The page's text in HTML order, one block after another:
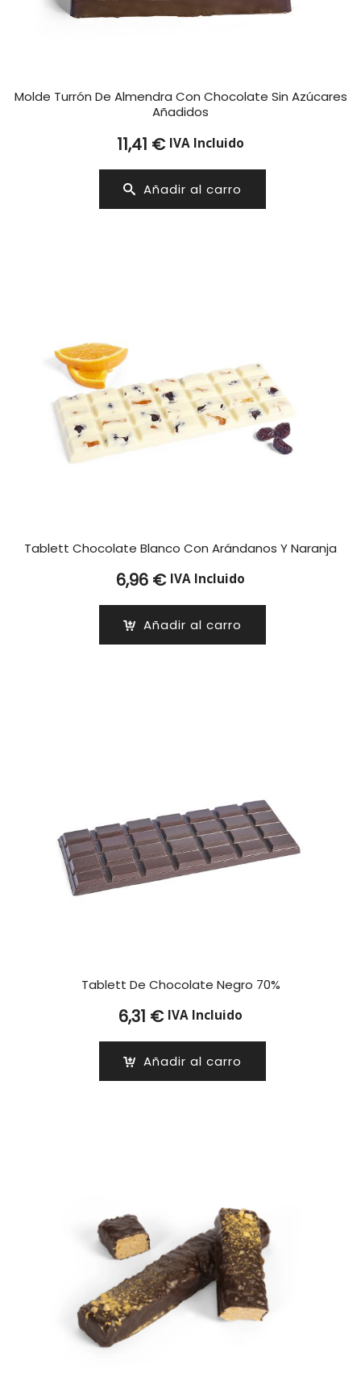
Molde Turrón De Almendra Con Chocolate Sin Azúcares
Añadidos
11,41 € IVA Incluido
Añadir al carro
Tablett Chocolate Blanco Con Arándanos Y Naranja
6,96 € IVA Incluido
Añadir al carro
Tablett De Chocolate Negro 70%
6,31 € IVA Incluido
Añadir al carro